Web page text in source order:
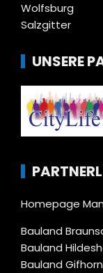
Wolfsburg
Salzgitter
UNSERE
Homepage
Bauland
Bauland
Bauland Gifhorn